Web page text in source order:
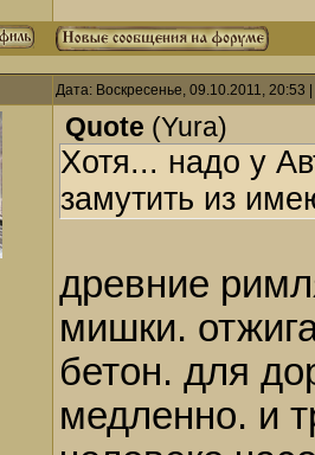
Дата: Воскресенье, 09.10.2011,
Quote (Yura)
Хотя... надо у
замутить из
древние
мишки.
бетон. для
медленно. и